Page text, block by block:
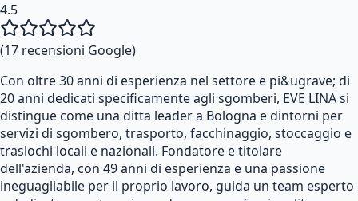
4.5
(17 recensioni Google)
Con oltre 30 anni di esperienza nel settore e pi&ugrave; di
20 anni dedicati specificamente agli sgomberi, EVE LINA si
distingue come una ditta leader a Bologna e dintorni per
servizi di sgombero, trasporto, facchinaggio, stoccaggio e
traslochi locali e nazionali. Fondatore e titolare
dell'azienda, con 49 anni di esperienza e una passione
ineguagliabile per il proprio lavoro, guida un team esperto